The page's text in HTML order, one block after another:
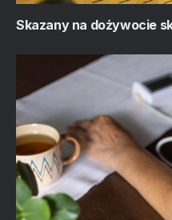
Skazany na dożywocie